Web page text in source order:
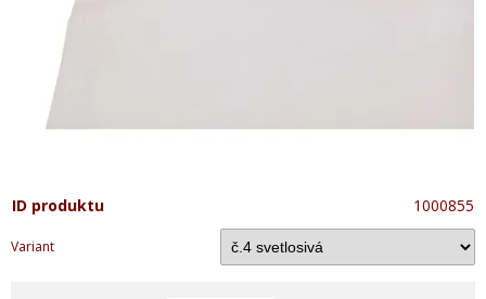
ID produktu 1000855
Variant